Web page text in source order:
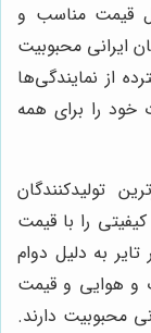
قیمت مناسب و
ایرانی محبوبیت
از نمایندگی‌ها
را برای همه
تولیدکنندگان
را با قیمت
به دلیل دوام
و هوایی و قیمت
محبوبیت دارند.